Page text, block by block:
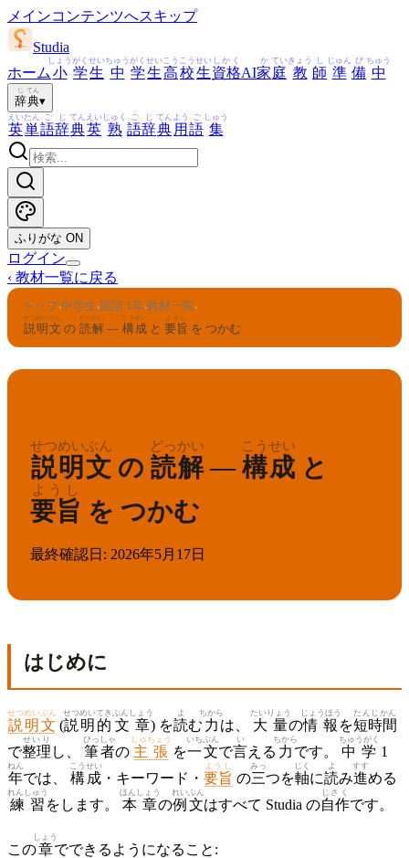
メインコンテンツへスキップ
Studia
ホーム 小
しょう
学
がく
生
せい
中
ちゅう
学
がく
生
せい
高
こう
校
こう
生
せい
資格
しかく
AI家
か
庭
てい
教
きょう
師
し
準
じゅん
備
び
中
ちゅう
辞
じ
典
てん
▾
英
えい
単
たん
語
ご
辞
じ
典
てん
英
えい
熟
じゅく
語
ご
辞
じ
典
てん
用
よう
語
ご
集
しゅう
ふりがな ON
ログイン
‹ 教材一覧に戻る
トップ›中学生›国語 1年›教材一覧›
説明
せつめい
文
ぶん
の 読解
どっかい
— 構成
こうせい
と 要旨
ようし
を つかむ
説明
せつめい
文
ぶん
の 読解
どっかい
—構成
こうせい
と
要旨
ようし
を つかむ
最終確認日 : 2026年5月17日
はじめに
説明文
せつめいぶん
(説明
せつめい
的
てき
文章
ぶんしょう
) を読
よ
む 力
ちから
は、 大量
たいりょう
の情報
じょうほう
を短時間
たんじかん
で整理
せいり
し、 筆者
ひっしゃ
の 主張
しゅちょう
を一文
いちぶん
で言
い
える 力
ちから
です。 中学
ちゅうがく
1
年
ねん
では、 構成
こうせい
・キーワード・ 要旨
ようし
の三
みっ
つを軸
じく
に読
よ
み進
すす
める
練習
れんしゅう
をします。 本章
ほんしょう
の例文
れいぶん
はすべて Studia の自作
じさく
です。
この章
しょう
でできるようになること: